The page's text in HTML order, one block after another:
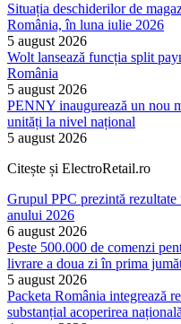
Situația deschiderilor de
România, în luna iulie 2026
5 august 2026
Wolt lansează funcția split
România
5 august 2026
PENNY inaugurează un nou
unități la nivel național
5 august 2026
Citește și ElectroRetail.ro
Grupul PPC prezintă
anului 2026
6 august 2026
Peste 500.000 de comenzi
livrare a doua zi în prima
5 august 2026
Packeta România integrează
substanțial acoperirea națională